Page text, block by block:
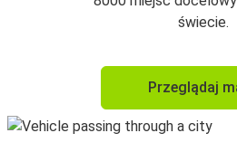
świecie.
Przeglądaj